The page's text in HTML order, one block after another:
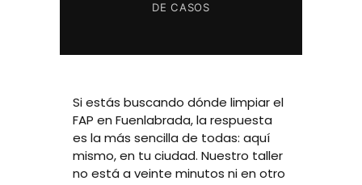
DE CASOS
Si estás buscando dónde limpiar el
FAP en Fuenlabrada, la respuesta
es la más sencilla de todas: aquí
mismo, en tu ciudad. Nuestro taller
no está a veinte minutos ni en otro